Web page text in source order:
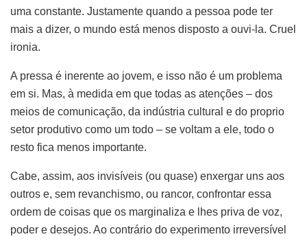
uma constante. Justamente quando a pessoa pode ter
mais a dizer, o mundo está menos disposto a ouvi-la. Cruel
ironia.
A pressa é inerente ao jovem, e isso não é um problema
em si. Mas, à medida em que todas as atenções – dos
meios de comunicação, da indústria cultural e do proprio
setor produtivo como um todo – se voltam a ele, todo o
resto fica menos importante.
Cabe, assim, aos invisíveis (ou quase) enxergar uns aos
outros e, sem revanchismo, ou rancor, confrontar essa
ordem de coisas que os marginaliza e lhes priva de voz,
poder e desejos. Ao contrário do experimento irreversível